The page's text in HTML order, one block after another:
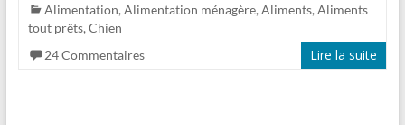
Alimentation, Alimentation ménagère, Aliments, Aliments
tout prêts, Chien
24 Commentaires
Lire la suite